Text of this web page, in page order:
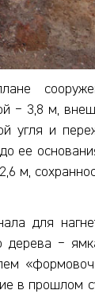
− 3,8 м,
угля и
ее
м,
для
дерева −
в прошлом